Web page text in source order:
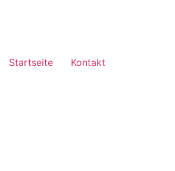
Startseite Kontakt